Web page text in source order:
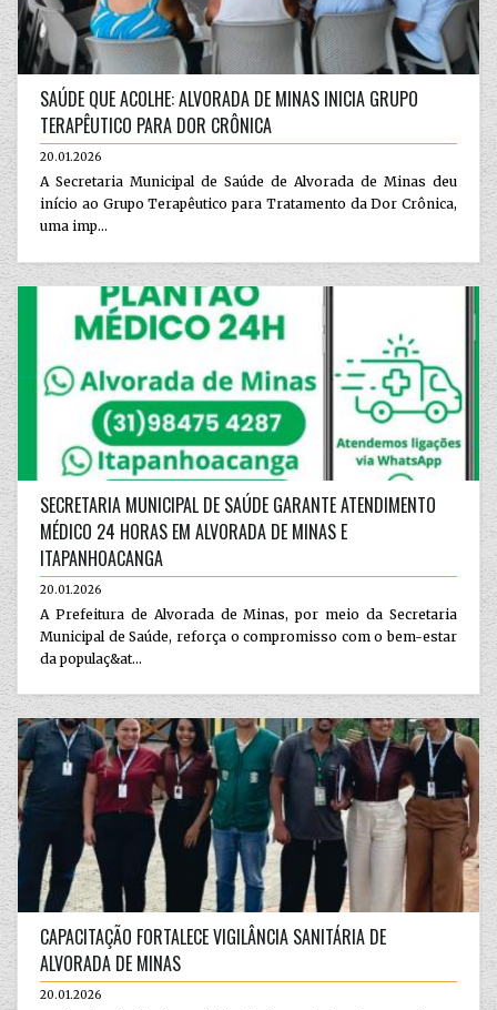
SAÚDE QUE ACOLHE: ALVORADA DE MINAS INICIA GRUPO
TERAPÊUTICO PARA DOR CRÔNICA
20.01.2026
A Secretaria Municipal de Saúde de Alvorada de Minas deu
início ao Grupo Terapêutico para Tratamento da Dor Crônica,
uma imp...
SECRETARIA MUNICIPAL DE SAÚDE GARANTE ATENDIMENTO
MÉDICO 24 HORAS EM ALVORADA DE MINAS E
ITAPANHOACANGA
20.01.2026
A Prefeitura de Alvorada de Minas, por meio da Secretaria
Municipal de Saúde, reforça o compromisso com o bem-estar
da populaç&at...
CAPACITAÇÃO FORTALECE VIGILÂNCIA SANITÁRIA DE
ALVORADA DE MINAS
20.01.2026